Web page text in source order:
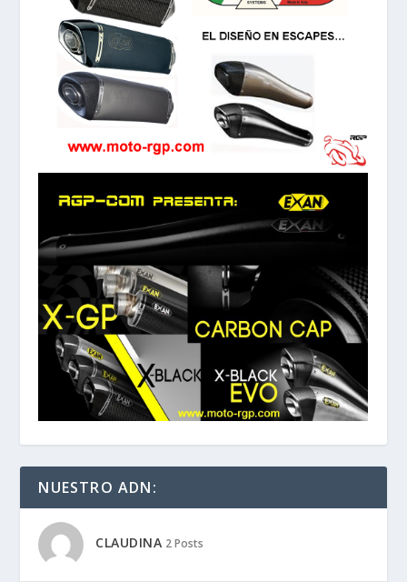
NUESTRO ADN:
CLAUDINA 2 Posts